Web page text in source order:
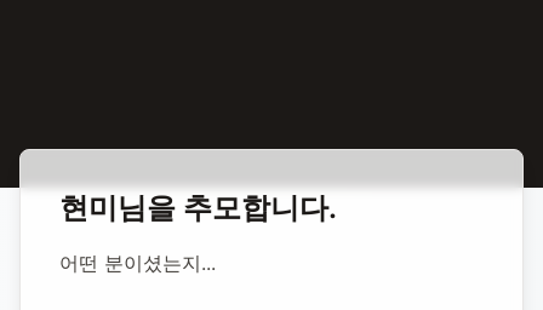
합동 추모 현미 가수
현미 가수
현미 님을 추모합니다.
어떤 분이셨는지...